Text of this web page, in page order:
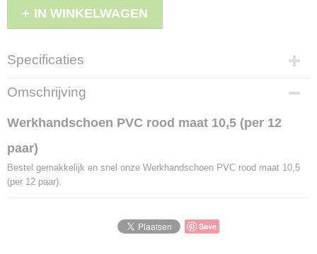
IN WINKELWAGEN
Specificaties
Productcode
LBS - EW360/105
EAN code
Productcode leverancier
EW360/105
Omschrijving
Werkhandschoen PVC rood maat 10,5 (per 12
paar)
Bestel gemakkelijk en snel onze Werkhandschoen PVC rood maat 10,5
(per 12 paar).
Save